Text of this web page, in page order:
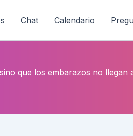
Chat Calendario
que los embarazos no llegan